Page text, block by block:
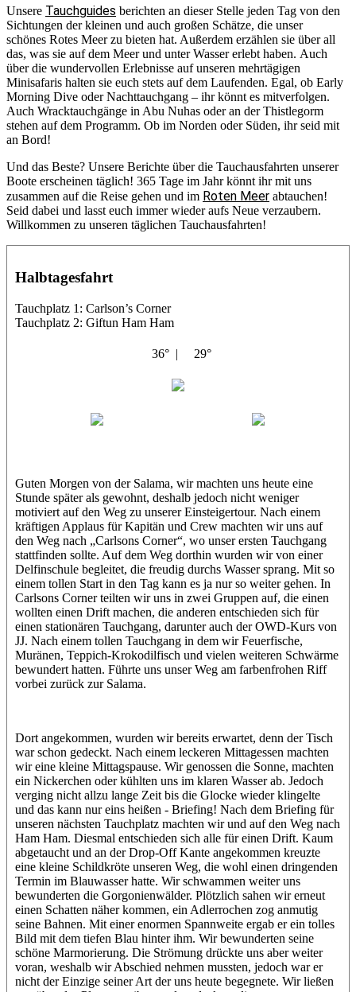
Unsere Tauchguides berichten an dieser Stelle jeden Tag von den
Sichtungen der kleinen und auch großen Schätze, die unser
schönes Rotes Meer zu bieten hat. Außerdem erzählen sie über all
das, was sie auf dem Meer und unter Wasser erlebt haben. Auch
über die wundervollen Erlebnisse auf unseren mehrtägigen
Minisafaris halten sie euch stets auf dem Laufenden. Egal, ob Early
Morning Dive oder Nachttauchgang – ihr könnt es mitverfolgen.
Auch Wracktauchgänge in Abu Nuhas oder an der Thistlegorm
stehen auf dem Programm. Ob im Norden oder Süden, ihr seid mit
an Bord!
Und das Beste? Unsere Berichte über die Tauchausfahrten unserer
Boote erscheinen täglich! 365 Tage im Jahr könnt ihr mit uns
zusammen auf die Reise gehen und im Roten Meer abtauchen!
Seid dabei und lasst euch immer wieder aufs Neue verzaubern.
Willkommen zu unseren täglichen Tauchausfahrten!
Halbtagesfahrt
Tauchplatz 1: Carlson’s Corner
Tauchplatz 2: Giftun Ham Ham
36° | 29°
Guten Morgen von der Salama, wir machten uns heute eine
Stunde später als gewohnt, deshalb jedoch nicht weniger
motiviert auf den Weg zu unserer Einsteigertour. Nach einem
kräftigen Applaus für Kapitän und Crew machten wir uns auf
den Weg nach „Carlsons Corner“, wo unser ersten Tauchgang
stattfinden sollte. Auf dem Weg dorthin wurden wir von einer
Delfinschule begleitet, die freudig durchs Wasser sprang. Mit so
einem tollen Start in den Tag kann es ja nur so weiter gehen. In
Carlsons Corner teilten wir uns in zwei Gruppen auf, die einen
wollten einen Drift machen, die anderen entschieden sich für
einen stationären Tauchgang, darunter auch der OWD-Kurs von
JJ. Nach einem tollen Tauchgang in dem wir Feuerfische,
Muränen, Teppich-Krokodilfisch und vielen weiteren Schwärme
bewundert hatten. Führte uns unser Weg am farbenfrohen Riff
vorbei zurück zur Salama.
Dort angekommen, wurden wir bereits erwartet, denn der Tisch
war schon gedeckt. Nach einem leckeren Mittagessen machten
wir eine kleine Mittagspause. Wir genossen die Sonne, machten
ein Nickerchen oder kühlten uns im klaren Wasser ab. Jedoch
verging nicht allzu lange Zeit bis die Glocke wieder klingelte
und das kann nur eins heißen - Briefing! Nach dem Briefing für
unseren nächsten Tauchplatz machten wir und auf den Weg nach
Ham Ham. Diesmal entschieden sich alle für einen Drift. Kaum
abgetaucht und an der Drop-Off Kante angekommen kreuzte
eine kleine Schildkröte unseren Weg, die wohl einen dringenden
Termin im Blauwasser hatte. Wir schwammen weiter uns
bewunderten die Gorgonienwälder. Plötzlich sahen wir erneut
einen Schatten näher kommen, ein Adlerrochen zog anmutig
seine Bahnen. Mit einer enormen Spannweite ergab er ein tolles
Bild mit dem tiefen Blau hinter ihm. Wir bewunderten seine
schöne Marmorierung. Die Strömung drückte uns aber weiter
voran, weshalb wir Abschied nehmen mussten, jedoch war er
nicht der Einzige seiner Art der uns heute begegnete. Wir ließen